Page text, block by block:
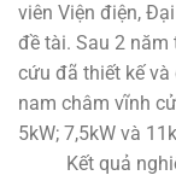
viên Viện điện,
đề tài. Sau 2 năm
cứu đã thiết kế
nam châm vĩnh
5kW; 7,5kW và
Kết quả